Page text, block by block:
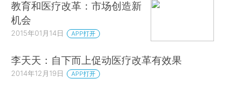
教育和医疗改革：市场创造新
机会
2015年01月14日 APP打开
李天天：自下而上促动医疗改革有效果
2014年12月19日 APP打开